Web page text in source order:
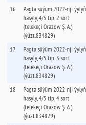
16
Pagta süýüm 2022-nji ýylyň
hasyly, 4/5 tip, 2 sort
(telekeçi Orazow Ş. А.)
(ýüzt.834829)
17
Pagta süýüm 2022-nji ýylyň
hasyly, 4/5 tip, 3 sort
(telekeçi Orazow Ş. А.)
(ýüzt.834829)
18
Pagta süýüm 2022-nji ýylyň
hasyly, 4/5 tip, 4 sort
(telekeçi Orazow Ş. А.)
(ýüzt.834829)